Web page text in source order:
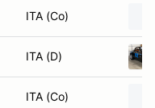
ITA (Co)
ITA (D)
ITA (Co)